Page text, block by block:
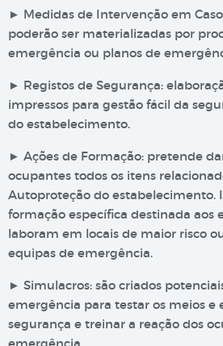
► Medidas de Intervenção em
poderão ser materializadas por
emergência ou planos de
► Registos de Segurança:
impressos para gestão fácil da
do estabelecimento.
► Ações de Formação: pretende
ocupantes todos os itens
Autoproteção do estabelecimento.
formação específica destinada aos
laboram em locais de maior risco
equipas de emergência.
► Simulacros: são criados
emergência para testar os meios e
segurança e treinar a reação dos